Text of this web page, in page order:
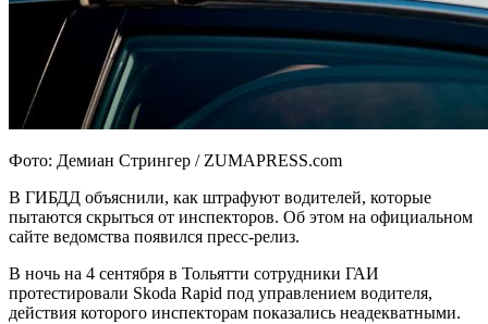
Фото: Демиан Стрингер / ZUMAPRESS.com
В ГИБДД объяснили, как штрафуют водителей, которые
пытаются скрыться от инспекторов. Об этом на официальном
сайте ведомства появился пресс-релиз.
В ночь на 4 сентября в Тольятти сотрудники ГАИ
протестировали Skoda Rapid под управлением водителя,
действия которого инспекторам показались неадекватными.